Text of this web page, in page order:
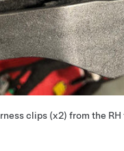
clips (x2) from the